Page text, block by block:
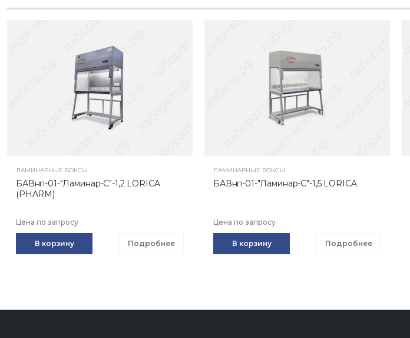
ЛАМИНАРНЫЕ БОКСЫ
БАВнп-01-"Ламинар-С"-1,2 LORICA
(PHARM)
Цена по запросу
В корзину Подробнее
ЛАМИНАРНЫЕ БОКСЫ
БАВнп-01-"Ламинар-С"-1,5 LORICA
Цена по запросу
В корзину Подробнее